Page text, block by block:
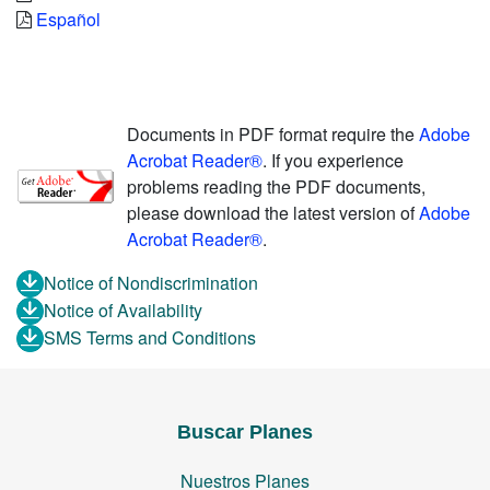
Español
Documents in PDF format require theAdobe
Acrobat Reader®. If you experience
problems reading the PDF documents,
please download the latest version ofAdobe
Acrobat Reader®.
Notice of Nondiscrimination
Notice of Availability
SMS Terms and Conditions
Buscar Planes
Nuestros Planes